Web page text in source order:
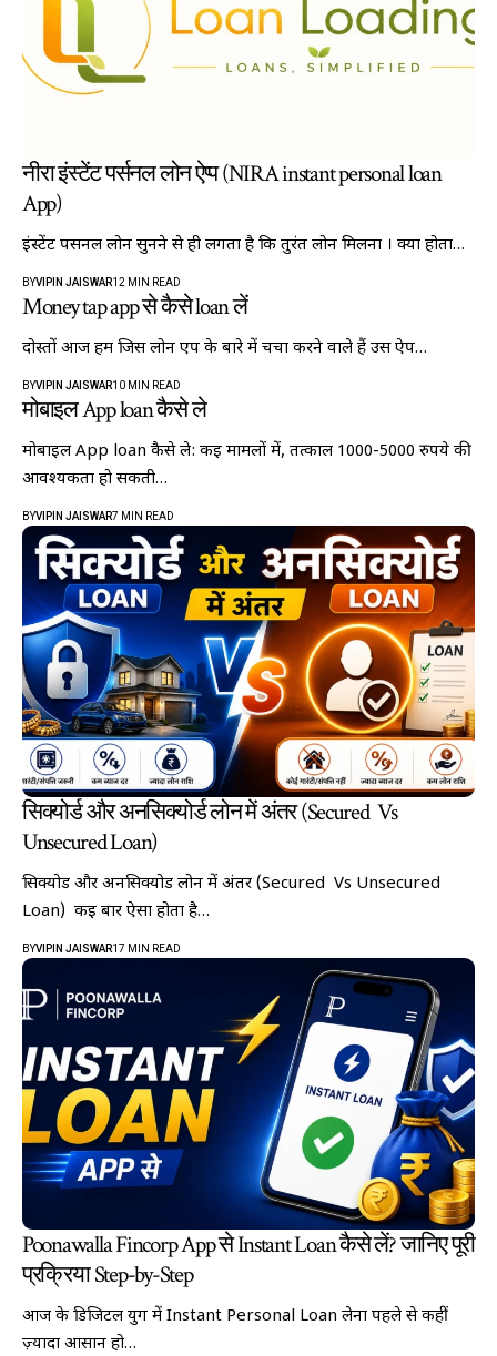
नीरा इंस्टेंट पर्सनल लोन ऐप्प (NIRA instant personal loan
App)
इंस्टेंट पर्सनल लोन सुनने से ही लगता है कि तुरंत लोन मिलना । क्या होता…
BYVIPIN JAISWAR12 MIN READ
Money tap app से कैसे loan लें
दोस्तों आज हम जिस लोन एप के बारे में चर्चा करने वाले हैं उस ऐप…
BYVIPIN JAISWAR10 MIN READ
मोबाइल App loan कैसे ले
मोबाइल App loan कैसे ले: कई मामलों में, तत्काल 1000-5000 रुपये की
आवश्यकता हो सकती…
BYVIPIN JAISWAR7 MIN READ
सिक्योर्ड और अनसिक्योर्ड लोन में अंतर (Secured Vs
Unsecured Loan)
सिक्योर्ड और अनसिक्योर्ड लोन में अंतर (Secured Vs Unsecured
Loan) कई बार ऐसा होता है…
BYVIPIN JAISWAR17 MIN READ
Poonawalla Fincorp App से Instant Loan कैसे लें? जानिए पूरी
प्रक्रिया Step-by-Step
आज के डिजिटल युग में Instant Personal Loan लेना पहले से कहीं
ज़्यादा आसान हो…